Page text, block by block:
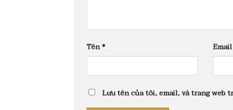
Tên* Email
Lưu tên của tôi, email, và trang web